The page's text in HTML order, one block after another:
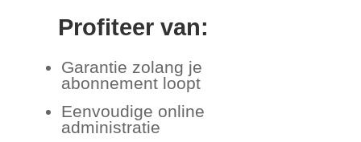
Profiteer van:
Garantie zolang je
abonnement loopt
Eenvoudige online
administratie